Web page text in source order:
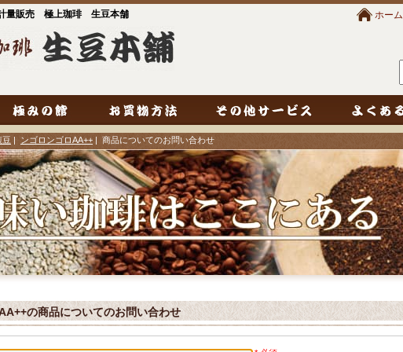
量販売 極上珈琲 生豆本舗 ホーム
豆 | ンゴロンゴロAA++ | 商品についてのお問い合わせ
の商品についてのお問い合わせ